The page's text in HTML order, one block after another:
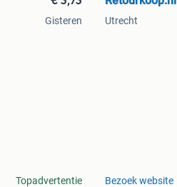
Gisteren
Topadvertentie
Utrecht
Bezoek website